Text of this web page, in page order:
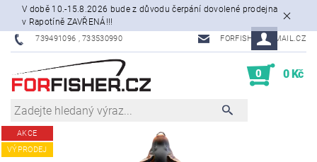
V době 10.-15.8.2026 bude z důvodu čerpání dovolené prodejna
v Rapotíně ZAVŘENÁ!!!
739491096 , 733530990 FORFISHER@EMAIL.CZ
0 0 Kč
AKCE
VÝPRODEJ